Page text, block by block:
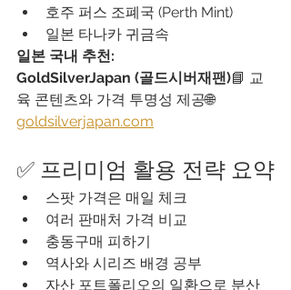
호주 퍼스 조폐국 (Perth Mint)
일본 타나카 귀금속
일본 국내 추천:
GoldSilverJapan (골드시버재팬)📘 교
육 콘텐츠와 가격 투명성 제공🌐
goldsilverjapan.com
✅ 프리미엄 활용 전략 요약
스팟 가격은 매일 체크
여러 판매처 가격 비교
충동구매 피하기
역사와 시리즈 배경 공부
자산 포트폴리오의 일환으로 분산